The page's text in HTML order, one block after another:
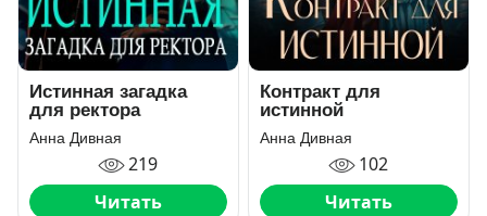
Истинная загадка
для ректора
Анна Дивная
219
Читать
Контракт для
истинной
Анна Дивная
102
Читать